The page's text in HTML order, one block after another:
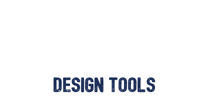
Design tools